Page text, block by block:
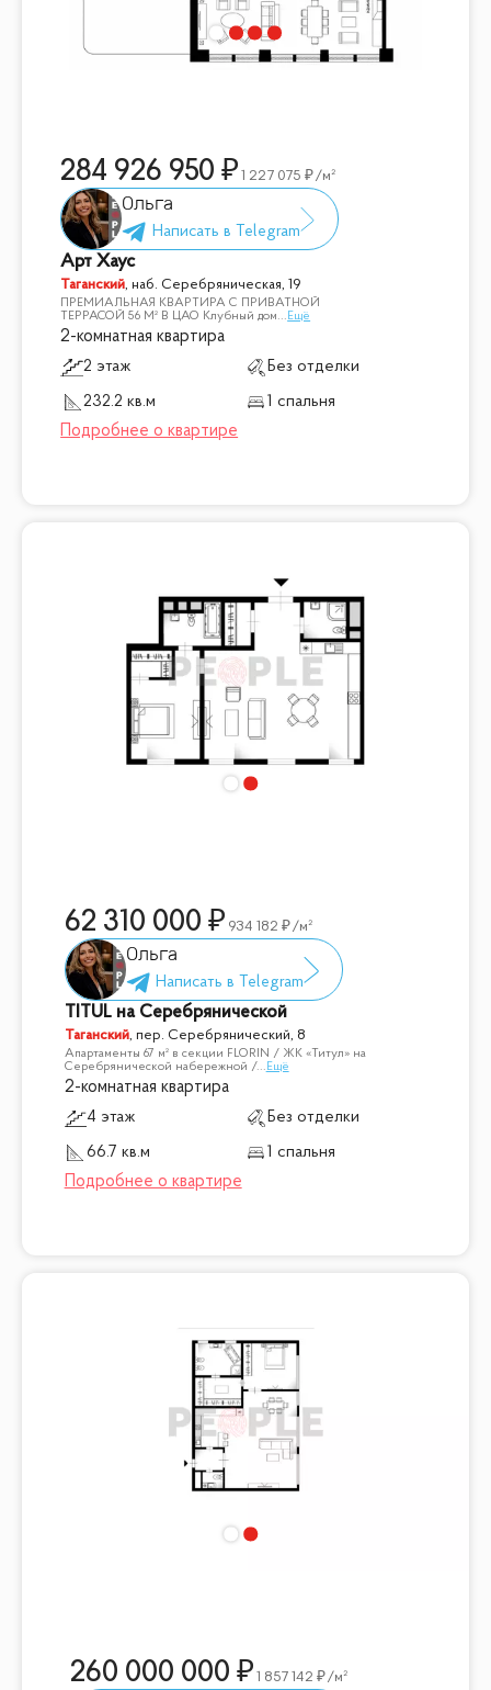
284 926 950 1 227 075 /м²
Ольга
Арт Хаус
Таганский,наб. Серебряническая, 19
ПРЕМИАЛЬНАЯ КВАРТИРА С ПРИВАТНОЙ
ТЕРРАСОЙ 56 М² В ЦАО Клубный дом... Ещё
2-комнатная квартира
2 этаж
Без отделки
232.2 кв.м
1 спальня
62 310 000 934 182 /м²
Ольга
TITUL на Серебрянической
Таганский, пер. Серебрянический, 8
Апартаменты 67 м² в секции FLORIN / ЖК «Титул» на
Серебрянической набережной /... Ещё
2-комнатная квартира
4 этаж
Без отделки
66.7 кв.м
1 спальня
260 000 000 1 857 142 /м²